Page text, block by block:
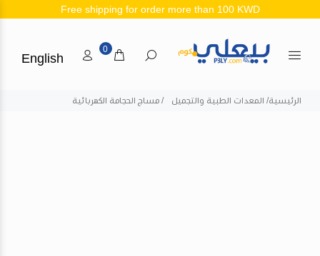
Free shipping for order more than 100 KWD
0
English
الرئيسية المعدات الطبية والتجميل مساج الحجامة الكهربائية